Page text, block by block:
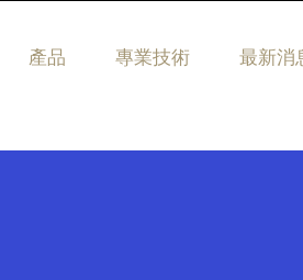
產品 專業技術 最新消